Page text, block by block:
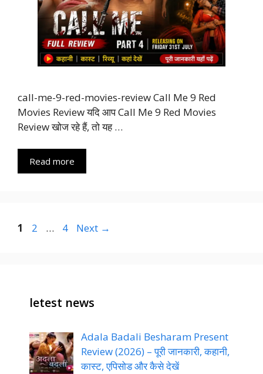
call-me-9-red-movies-review Call Me 9 Red
Movies Review यदि आप Call Me 9 Red Movies
Review खोज रहे हैं, तो यह …
Read more
Page
1 Page
2 … Page
4 Next →
letest news
Adala Badali Besharam Present
Review (2026) – पूरी जानकारी, कहानी,
कास्ट, एपिसोड और कैसे देखें